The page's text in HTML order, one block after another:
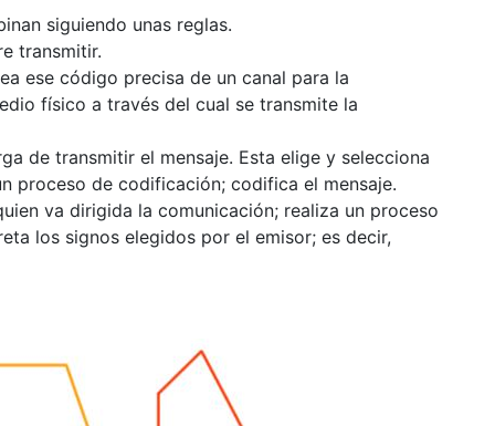
siguiendo unas reglas.
transmitir.
ese código precisa de un canal para la
físico a través del cual se transmite la
de transmitir el mensaje. Esta elige y selecciona
proceso de codificación; codifica el mensaje.
va dirigida la comunicación; realiza un proceso
los signos elegidos por el emisor; es decir,